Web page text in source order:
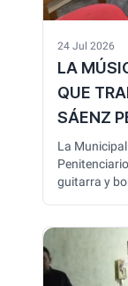
24 Jul 2026
LA
QUE
SÁENZ
La
guitarra y